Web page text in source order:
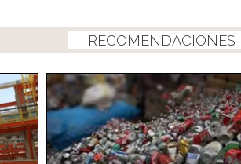
RECOMENDACIONES